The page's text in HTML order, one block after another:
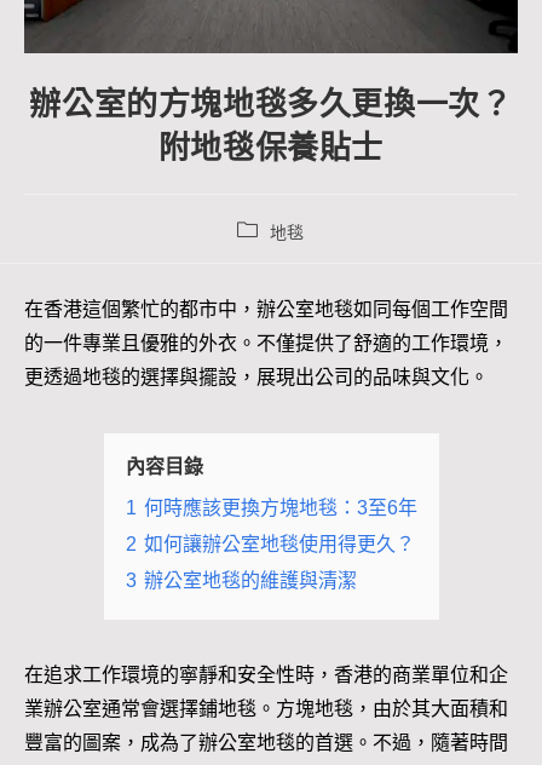
辦公室的方塊地毯多久更換一次？
附地毯保養貼士
地毯
在香港這個繁忙的都市中，辦公室地毯如同每個工作空間
的一件專業且優雅的外衣。不僅提供了舒適的工作環境，
更透過地毯的選擇與擺設，展現出公司的品味與文化。
內容目錄
1 何時應該更換方塊地毯：3至6年
2 如何讓辦公室地毯使用得更久？
3 辦公室地毯的維護與清潔
在追求工作環境的寧靜和安全性時，香港的商業單位和企
業辦公室通常會選擇鋪地毯。方塊地毯，由於其大面積和
豐富的圖案，成為了辦公室地毯的首選。不過，隨著時間